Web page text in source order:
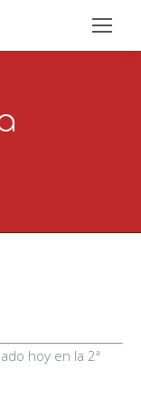
hoy en la 2ª